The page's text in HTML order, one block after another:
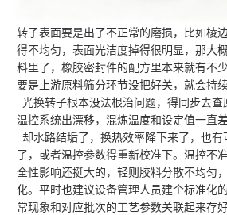
转子表面要是出了不正常的磨损，比如棱
得不均匀，表面光洁度掉得很明显，那大
料里了，橡胶密封件的配方里本来就有不
要是上游原料筛分环节没把好关，就会持
光换转子根本没法根治问题，得同步去查
温控系统出漂移，混炼温度和设定值一直
却水路结垢了，换热效率降下来了，也有
了，或者温控参数得重新校准下。温控不
全性影响还挺大的，轻则胶料分散不均匀
化。平时也建议设备管理人员建个标准化
常现象和对应批次的工艺参数关联起来存